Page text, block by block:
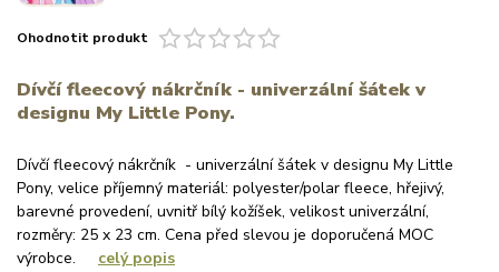
Ohodnotit produkt
Dívčí fleecový nákrčník - univerzální šátek v
designu My Little Pony.
Dívčí fleecový nákrčník - univerzální šátek v designu My Little
Pony, velice příjemný materiál: polyester/polar fleece, hřejivý,
barevné provedení, uvnitř bílý kožíšek, velikost univerzální,
rozměry: 25 x 23 cm. Cena před slevou je doporučená MOC
výrobce. celý popis